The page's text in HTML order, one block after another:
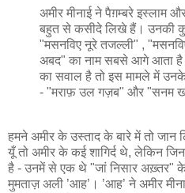
अमीर मीनाई ने पैग़म्बरे इस्लाम
बहुत से कसीदे लिखे हैं। उनकी
"मसनविए नूरे तजल्ली" ,
अबद" का नाम सबसे आगे आता
का सवाल है तो इस मामले में
- "मराफ़ उल गज़ब" और "सनम
हमने अमीर के उस्ताद के बारे में तो जान
यूँ तो अमीर के कई शागिर्द थे, लेकिन
है - उनमें से एक थे "जां निसार अख़्तर" के
मुमताज़ अली ’आह’। ’आह’ ने अमीर